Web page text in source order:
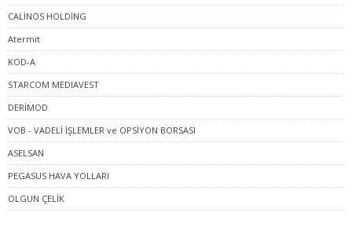
CALİNOS HOLDİNG
Atermit
KOD-A
STARCOM MEDIAVEST
DERİMOD
VOB - VADELİ İŞLEMLER ve OPSİYON BORSASI
ASELSAN
PEGASUS HAVA YOLLARI
OLGUN ÇELİK